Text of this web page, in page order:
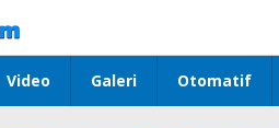
Video Galeri Otomatif